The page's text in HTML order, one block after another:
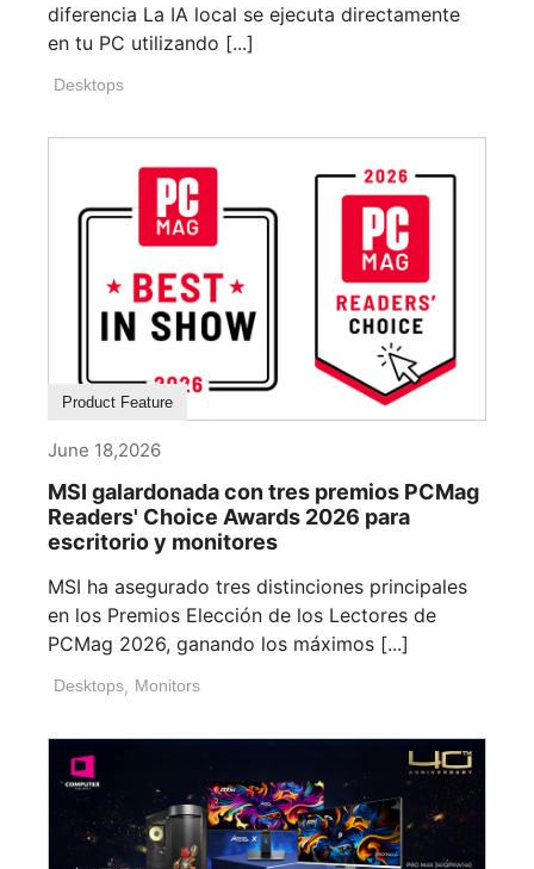
diferencia La IA local se ejecuta directamente
en tu PC utilizando [...]
Desktops
Product Feature
June 18,2026
MSI galardonada con tres premios PCMag
Readers' Choice Awards 2026 para
escritorio y monitores
MSI ha asegurado tres distinciones principales
en los Premios Elección de los Lectores de
PCMag 2026, ganando los máximos [...]
Desktops, Monitors